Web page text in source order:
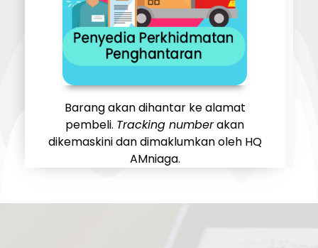
Barang akan dihantar ke alamat
pembeli. Tracking numberakan
dikemaskini dan dimaklumkan oleh HQ
AMniaga.